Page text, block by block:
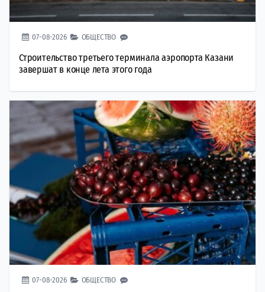
07-08-2026 ОБЩЕСТВО
Строительство третьего терминала аэропорта Казани
завершат в конце лета этого года
07-08-2026 ОБЩЕСТВО